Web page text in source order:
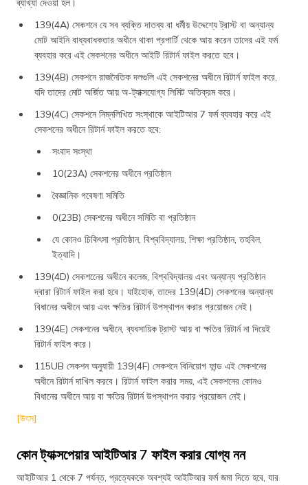
139(4A) সেকশনে যে সব ব্যক্তি দাতব্য বা ধর্মীয় উদ্দেশ্যে ট্রাস্ট বা অন্যান্য
মোট আইনি বাধ্যবাধকতার অধীনে থাকা প্রপার্টি থেকে আয় করেন তাদের এই ফর্ম
ব্যবহার করে এই সেকশনের অধীনে আইটি রিটার্ন ফাইল করতে হবে।
139(4B) সেকশনে রাজনৈতিক দলগুলি এই সেকশনের অধীনে রিটার্ন ফাইল করে,
যদি তাদের মোট অর্জিত আয় অ-ট্যাক্সযোগ্য লিমিট অতিক্রম করে।
139(4C) সেকশনে নিম্নলিখিত সংস্থাকে আইটিআর 7 ফর্ম ব্যবহার করে এই
সেকশনের অধীনে রিটার্ন ফাইল করতে হবে:
সংবাদ সংস্থা
10(23A) সেকশনের অধীনে প্রতিষ্ঠান
বৈজ্ঞানিক গবেষণা সমিতি
0(23B) সেকশনের অধীনে সমিতি বা প্রতিষ্ঠান
যে কোনও চিকিৎসা প্রতিষ্ঠান, বিশ্ববিদ্যালয়, শিক্ষা প্রতিষ্ঠান, তহবিল,
ইত্যাদি।
139(4D) সেকশনেের অধীনে কলেজ, বিশ্ববিদ্যালয় এবং অন্যান্য প্রতিষ্ঠান
দ্বারা রিটার্ন ফাইল করা হবে। যাইহোক, তাদের 139(4D) সেকশনের অন্যান্য
বিধানের অধীনে আয় এবং ক্ষতির রিটার্ন উপস্থাপন করার প্রয়োজন নেই।
139(4E) সেকশনের অধীনে, ব্যবসায়িক ট্রাস্ট আয় বা ক্ষতির রিটার্ন না দিয়েই
রিটার্ন ফাইল করে।
115UB সেকশন অনুযায়ী 139(4F) সেকশনে বিনিয়োগ ফান্ড এই সেকশনের
অধীনে রিটার্ন দাখিল করবে। রিটার্ন ফাইল করার সময়, এই সেকশনের কোনও
বিধানের অধীনে আয় বা ক্ষতির রিটার্ন উপস্থাপন করার প্রয়োজন নেই।
[উৎস]
কোন ট্যাক্সপেয়ার আইটিআর 7 ফাইল করার যোগ্য নন
আইটিআর 1 থেকে 7 পর্যন্ত, প্রত্যেককে অবশ্যই আইটিআর ফর্ম জমা দিতে হবে, যার